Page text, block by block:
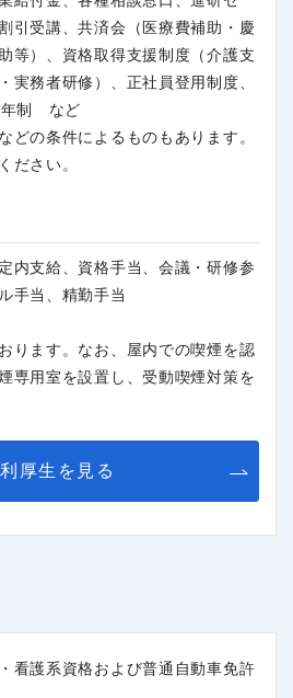
引受講、共済会（医療費補助・慶
等）、資格取得支援制度（介護支
実務者研修）、正社員登用制度、
年制 など
どの条件によるものもあります。
ださい。
内支給、資格手当、会議・研修参
手当、精勤手当
ります。なお、屋内での喫煙を認
専用室を設置し、受動喫煙対策を
厚生を見る
看護系資格および普通自動車免許